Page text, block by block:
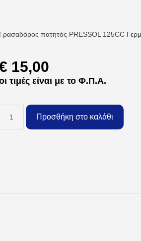
Γρασαδόρος πατητός PRESSOL 125CC
15,00
τιμές είναι με το Φ.Π.Α.
Προσθήκη στο καλάθι